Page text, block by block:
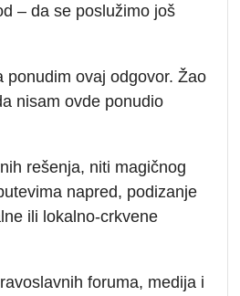
– da se poslužimo još
ponudim ovaj odgovor. Žao
nisam ovde ponudio
rešenja, niti magičnog
napred, podizanje
ili lokalno-crkvene
foruma, medija i